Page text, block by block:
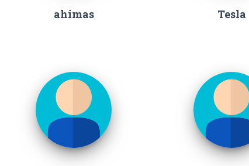
ahimas Tesla